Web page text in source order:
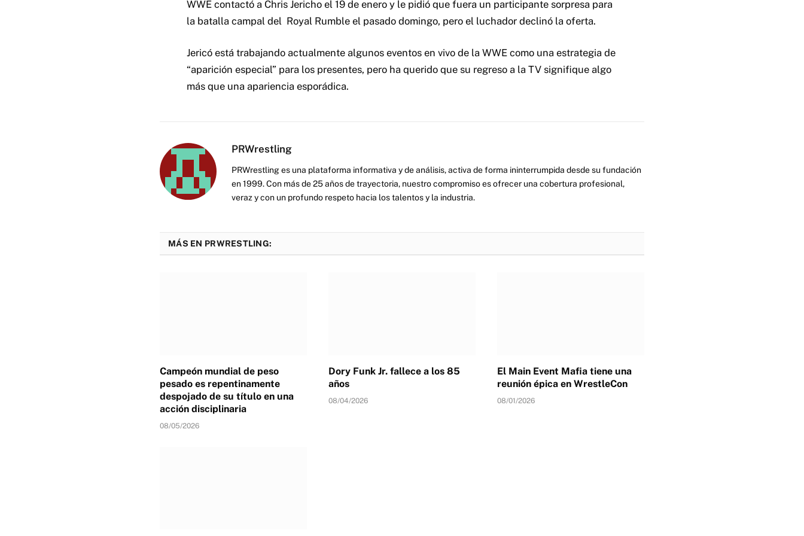
WWE contactó a Chris Jericho el 19 de enero y le pidió que fuera un participante sorpresa para
la batalla campal del Royal Rumble el pasado domingo, pero el luchador declinó la oferta.
Jericó está trabajando actualmente algunos eventos en vivo de la WWE como una estrategia de
“aparición especial” para los presentes, pero ha querido que su regreso a la TV signifique algo
más que una apariencia esporádica.
PRWrestling
PRWrestling es una plataforma informativa y de análisis, activa de forma ininterrumpida desde su fundación
en 1999. Con más de 25 años de trayectoria, nuestro compromiso es ofrecer una cobertura profesional,
veraz y con un profundo respeto hacia los talentos y la industria.
MÁS EN PRWRESTLING:
Campeón mundial de peso
pesado es repentinamente
despojado de su título en una
acción disciplinaria
08/05/2026
Dory Funk Jr. fallece a los 85
años
08/04/2026
El Main Event Mafia tiene una
reunión épica en WrestleCon
08/01/2026